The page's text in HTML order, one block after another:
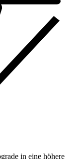
in eine höhere